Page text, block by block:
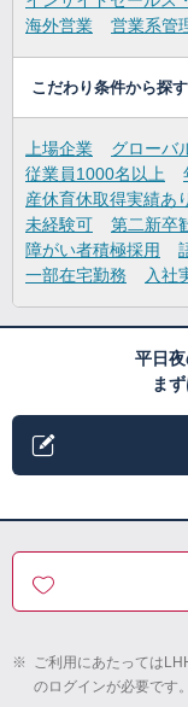
海外営業
営業系管
こだわり条件から探す
上場企業 グローバ
従業員1000名以上
産休育休取得実績あ
未経験可
第二新卒
障がい者積極採用
一部在宅勤務
入社
平日
ま
※ ご利用にあたっては
のログインが必要です。